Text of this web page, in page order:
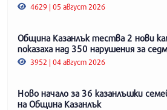
4629 | 05 август 2026
Община Казанлък тества 2 нови
показаха над 350 нарушения за
3952 | 04 август 2026
Ново начало за 36 казанлъшки
на Община Казанлък